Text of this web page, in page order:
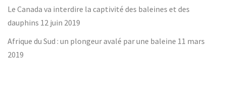
Le Canada va interdire la captivité des baleines et des
dauphins 12 juin 2019
Afrique du Sud : un plongeur avalé par une baleine 11 mars
2019